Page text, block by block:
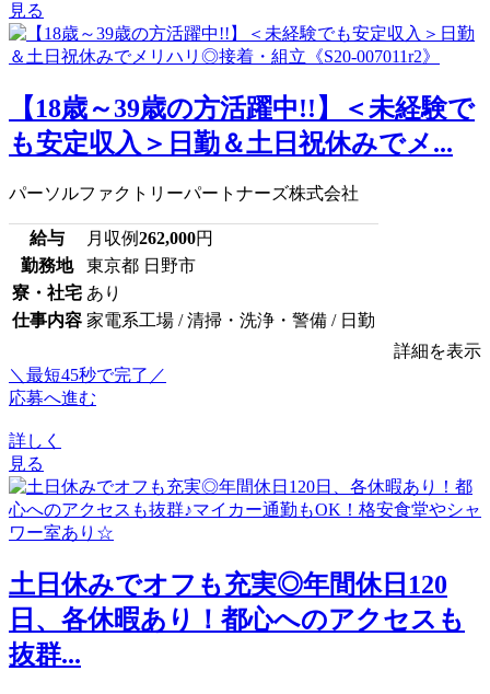
見る
【18歳～39歳の方活躍中!!】＜未経験で
も安定収入＞日勤＆土日祝休みでメ...
パーソルファクトリーパートナーズ株式会社
給与 月収例262,000円
勤務地
東京都 日野市
寮・社宅 あり
仕事内容 家電系工場 / 清掃・洗浄・警備 / 日勤
詳細を表示
＼最短45秒で完了／
応募へ進む
詳しく
見る
土日休みでオフも充実◎年間休日120
日、各休暇あり！都心へのアクセスも
抜群...